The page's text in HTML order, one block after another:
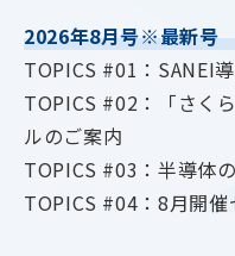
2026年8月号※最新
TOPICS #01：SANEI
TOPICS #02：「さく
ルのご案内
TOPICS #03：半導体
TOPICS #04：8月開